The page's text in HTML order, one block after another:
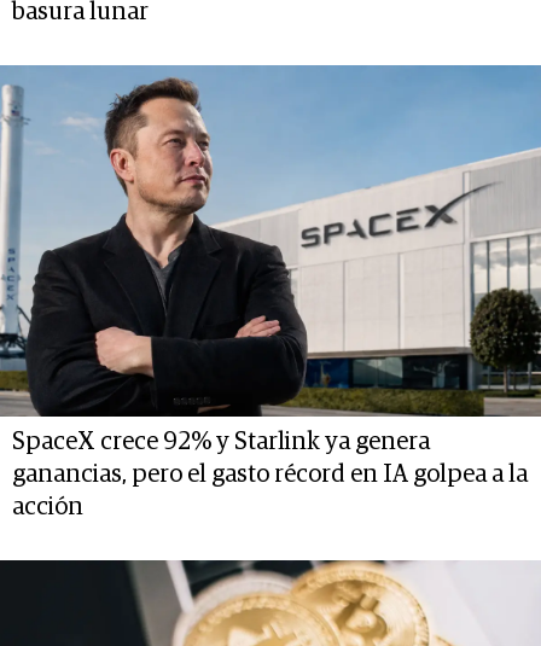
basura lunar
SpaceX crece 92% y Starlink ya genera
ganancias, pero el gasto récord en IA golpea a la
acción